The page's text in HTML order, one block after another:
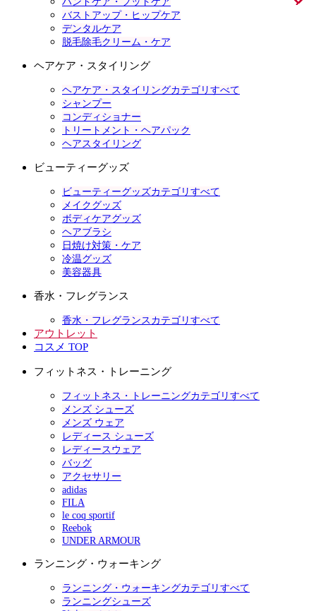
バストアップ・ヒップケア
デンタルケア
脱毛除毛クリーム・ケア
ヘアケア・スタイリング
ヘアケア・スタイリングカテゴリすべて
シャンプー
コンディショナー
トリートメント・ヘアパック
ヘアスタイリング
ビューティーグッズ
ビューティーグッズカテゴリすべて
メイクグッズ
ボディケアグッズ
ヘアブラシ
日焼け対策・ケア
冷温グッズ
美容器具
香水・フレグランス
香水・フレグランスカテゴリすべて
アウトレット
コスメ TOP
フィットネス・トレーニング
フィットネス・トレーニングカテゴリすべて
メンズ シューズ
メンズ ウェア
レディース シューズ
レディースウェア
バッグ
アクセサリー
adidas
FILA
le coq sportif
Reebok
UNDER ARMOUR
ランニング・ウォーキング
ランニング・ウォーキングカテゴリすべて
ランニングシューズ